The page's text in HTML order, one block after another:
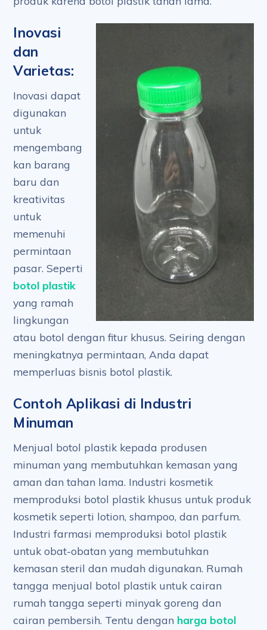
Inovasi
dan
Varietas:
Inovasi dapat
digunakan
untuk
mengembang
kan barang
baru dan
kreativitas
untuk
memenuhi
permintaan
pasar. Seperti
botol plastik
yang ramah
lingkungan
atau botol dengan fitur khusus. Seiring dengan
meningkatnya permintaan, Anda dapat
memperluas bisnis botol plastik.
Contoh Aplikasi di Industri
Minuman
Menjual botol plastik kepada produsen
minuman yang membutuhkan kemasan yang
aman dan tahan lama. Industri kosmetik
memproduksi botol plastik khusus untuk produk
kosmetik seperti lotion, shampoo, dan parfum.
Industri farmasi memproduksi botol plastik
untuk obat-obatan yang membutuhkan
kemasan steril dan mudah digunakan. Rumah
tangga menjual botol plastik untuk cairan
rumah tangga seperti minyak goreng dan
cairan pembersih. Tentu dengan harga botol